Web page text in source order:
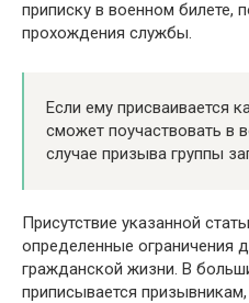
приписку в военном билете,
прохождения службы.
Если ему присваивается
сможет поучаствовать в
случае призыва группы
Присутствие указанной
определенные ограничения
гражданской жизни. В
приписывается